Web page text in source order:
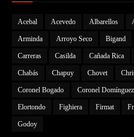
Acebal Acevedo Albarellos
Arminda Arroyo Seco Bigand
Carreras Casilda Cañada Rica
Chabás Chapuy Chovet
Coronel Bogado Coronel Domínguez
Elortondo Fighiera Firmat
Godoy